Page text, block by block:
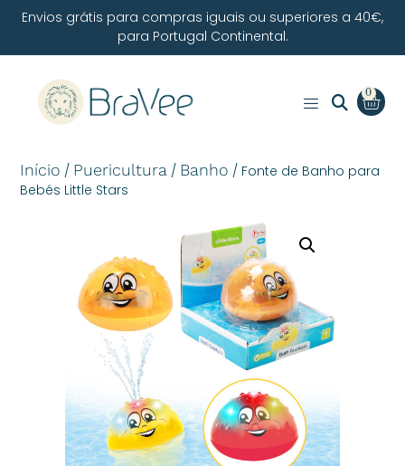
Envios grátis para compras iguais ou superiores a 40€,
para Portugal Continental.
0
Início / Puericultura / Banho / Fonte de Banho para
Bebés Little Stars